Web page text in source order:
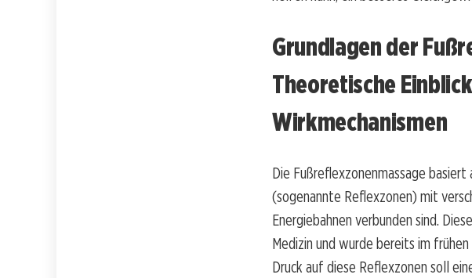
Grundlagen der
Theoretische
Wirkmechanismen
Die Fußreflexzonenmassage
(sogenannte Reflexzonen) mit
Energiebahnen verbunden sind.
Medizin und wurde bereits im
Druck auf diese Reflexzonen soll